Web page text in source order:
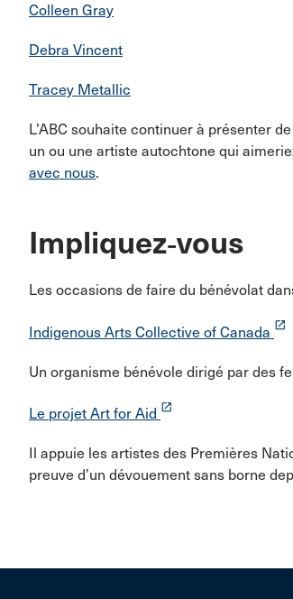
Colleen Gray
Debra Vincent
Tracey Metallic
L’ABC souhaite continuer à présenter
un ou une artiste autochtone qui
avec nous.
Impliquez‑vous
Les occasions de faire du bénévolat
Indigenous Arts Collective of Canada launch
Un organisme bénévole dirigé par des
Le projet Art for Aid launch
Il appuie les artistes des Premières
preuve d’un dévouement sans borne